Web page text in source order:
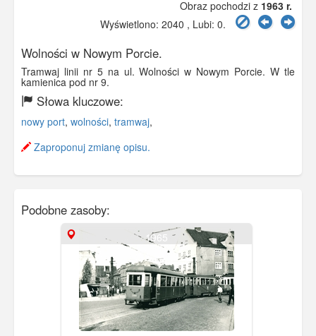
Obraz pochodzi z 1963 r.
Wyświetlono: 2040 , Lubi: 0.
Wolności w Nowym Porcie.
Tramwaj linii nr 5 na ul. Wolności w Nowym Porcie. W tle
kamienica pod nr 9.
Słowa kluczowe:
nowy port, wolności, tramwaj,
Zaproponuj zmianę opisu.
Podobne zasoby:
1965